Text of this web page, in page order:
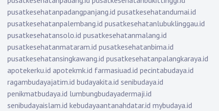
pusatkesehatanpadangpanjang.id pusatkesehatandumai.id
pusatkesehatanpalembang.id pusatkesehatanlubuklinggau.id
pusatkesehatansolo.id pusatkesehatanmalang.id
pusatkesehatanmataram.id pusatkesehatanbima.id
pusatkesehatansingkawang.id pusatkesehatanpalangkaraya.id
apotekerku.id apotekmk.id farmasiuad.id pecintabudaya.id
ragambudayajatim.id budayakita.id senibudaya.id
penikmatbudaya.id lumbungbudayadermaji.id
senibudayaislam.id kebudayaantanahdatar.id mybudaya.id